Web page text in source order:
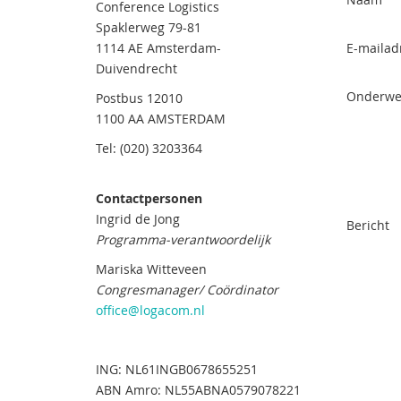
Conference Logistics
Spaklerweg 79-81
1114 AE Amsterdam-
Duivendrecht
Postbus 12010
1100 AA AMSTERDAM
Tel: (020) 3203364
Contactpersonen
Ingrid de Jong
Programma-verantwoordelijk
Mariska Witteveen
Congresmanager/ Coördinator
office@logacom.nl
ING: NL61INGB0678655251
ABN Amro: NL55ABNA0579078221
E-
Bericht